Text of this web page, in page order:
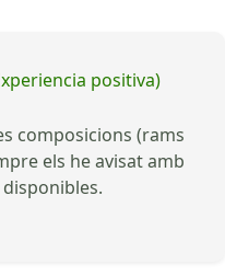
positiva)
composicions (rams
els he avisat amb